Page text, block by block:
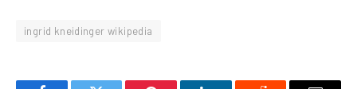
ingrid kneidinger wikipedia